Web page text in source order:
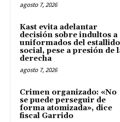
agosto 7, 2026
Kast evita adelantar
decisión sobre indultos a
uniformados del estallido
social, pese a presión de
derecha
agosto 7, 2026
Crimen organizado: «No
se puede perseguir de
forma atomizada», dice
fiscal Garrido